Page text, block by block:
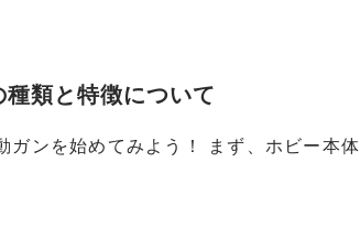
類と特徴について
ンを始めてみよう！ まず、ホビー本体